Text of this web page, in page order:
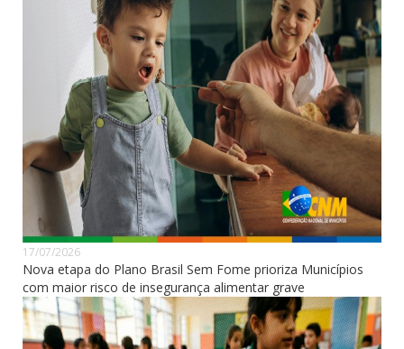
17/07/2026
Nova etapa do Plano Brasil Sem Fome prioriza Municípios
com maior risco de insegurança alimentar grave